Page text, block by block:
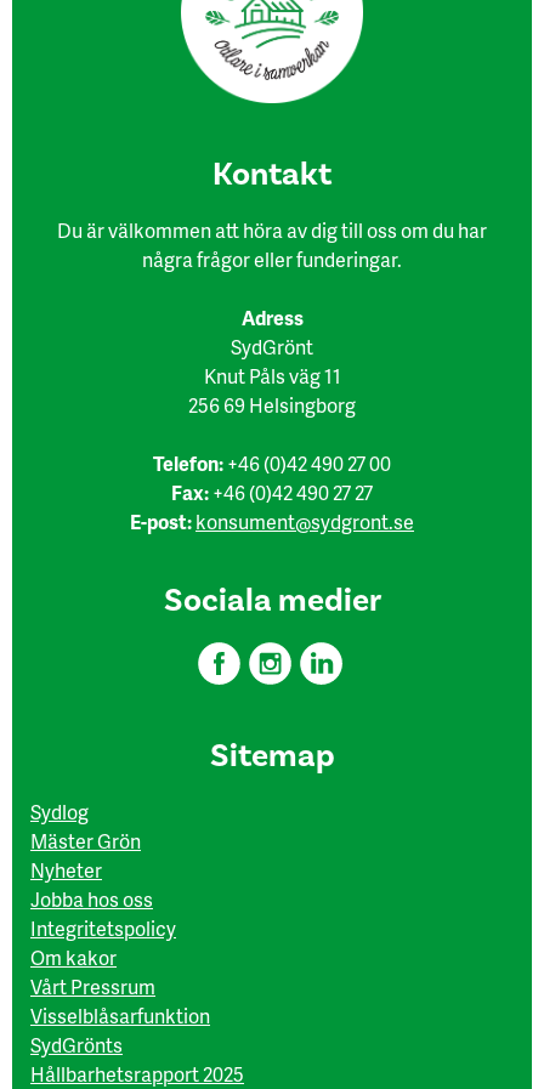
Kon​takt
Du är välkommen att höra av dig till oss om du har
några frågor eller funderingar.
Adress
SydGrönt
Knut Påls väg 11
256 69 Helsingborg
Telefon:+46 (0)42 490 27 00
Fax:+46 (0)42 490 27 27
E-post:konsument@sydgront.se
Sociala medier
Sitemap
Sydlog
Mäster Grön
Nyheter
Jobba hos oss
Integritetspolicy
Om kakor
Vårt Pressrum
Visselblåsarfunktion
SydGrönts
Hållbarhetsrapport 2025